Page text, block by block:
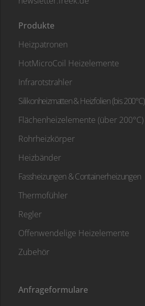
Produkte
Heizpatronen
HotMicroCoil Heizelemente
Infrarotstrahler
Silikonheizmatten & Heizfolien (bis 200°C)
Flächenheizelemente (über 200°C)
Rohrheizkörper
Heizbänder
Fassheizungen & Containerheizungen
Thermofühler
Regler
Offenwendelige Heizelemente
Zubehör
Anfrageformulare